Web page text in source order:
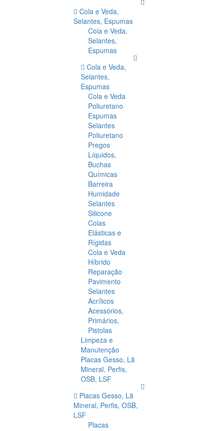
Cola e Veda,
Selantes, Espumas
Cola e Veda,
Selantes,
Espumas
Cola e Veda,
Selantes,
Espumas
Cola e Veda
Poliuretano
Espumas
Selantes
Poliuretano
Pregos
Líquidos,
Buchas
Químicas
Barreira
Humidade
Selantes
Silicone
Colas
Elásticas e
Rígidas
Cola e Veda
Híbrido
Reparação
Pavimento
Selantes
Acrílicos
Acessórios,
Primários,
Pistolas
Limpeza e
Manutenção
Placas Gesso, Lã
Mineral, Perfis,
OSB, LSF
Placas Gesso, Lã
Mineral, Perfis, OSB,
LSF
Placas